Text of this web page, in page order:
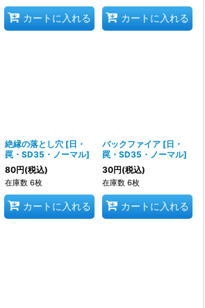
カートに入れる カートに入れる
絶縁の落とし穴 [日・
罠・SD35・ノーマル]
80円(税込)
在庫数 6枚
カートに入れる
バックファイア [日・
罠・SD35・ノーマル]
30円(税込)
在庫数 6枚
カートに入れる